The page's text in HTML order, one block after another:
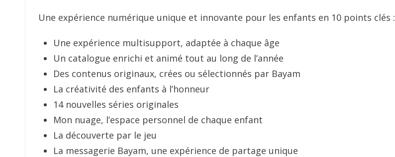
Une expérience numérique unique et innovante pour les enfants en 10 points clés :
Une expérience multisupport, adaptée à chaque âge
Un catalogue enrichi et animé tout au long de l’année
Des contenus originaux, crées ou sélectionnés par Bayam
La créativité des enfants à l’honneur
14 nouvelles séries originales
Mon nuage, l’espace personnel de chaque enfant
La découverte par le jeu
La messagerie Bayam, une expérience de partage unique